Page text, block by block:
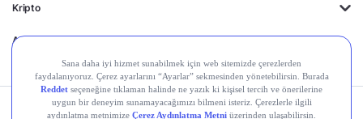
Kripto
Ayrıcalıklar